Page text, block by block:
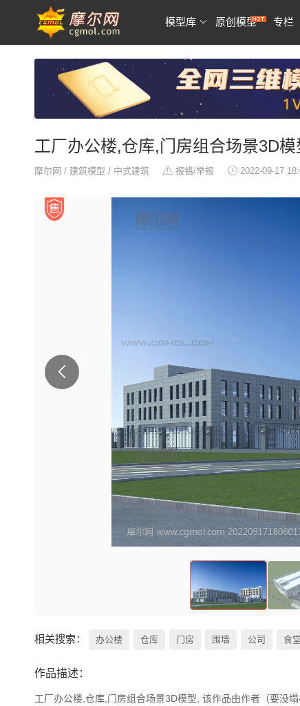
模型库 原创模型 专栏
工厂办公楼,仓库,门房组合场景3D模
摩尔网 / 建筑模型 / 中式建筑 报错/举报 2022-09-17
相关搜索： 办公楼 仓库 门房 围墙 公司 食堂
作品描述：
工厂办公楼,仓库,门房组合场景3D模型, 该作品由作者（要没